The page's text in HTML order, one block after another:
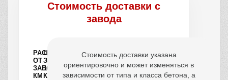
Стоимость доставки с
завода
РАССТОЯНИЕ
ОТ
ЗАВОДА,
КМ
ЦЕНА
ЗА
1
КУБ
Стоимость доставки указана
ориентировочно и может изменяться в
зависимости от типа и класса бетона, а